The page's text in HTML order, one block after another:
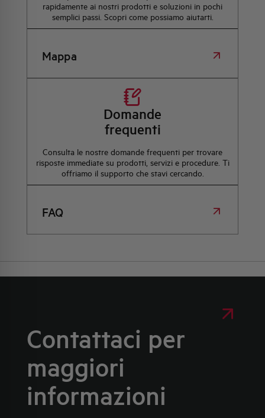
rapidamente ai nostri prodotti e soluzioni in pochi
semplici passi. Scopri come possiamo aiutarti.
Mappa
Domande
frequenti
Consulta le nostre domande frequenti per trovare
risposte immediate su prodotti, servizi e procedure. Ti
offriamo il supporto che stavi cercando.
FAQ
Contattaci per
maggiori
informazioni